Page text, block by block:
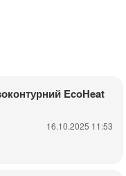
EcoHeat
16.10.2025 11:53